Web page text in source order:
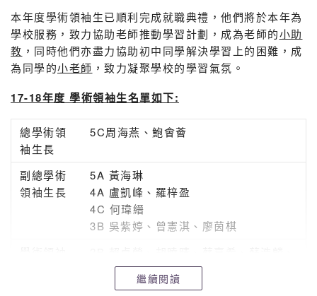
本年度學術領袖生已順利完成就職典禮，他們將於本年為
學校服務，致力協助老師推動學習計劃，成為老師的小助
教 ，同時他們亦盡力協助初中同學解決學習上的困難，成
為同學的小老師 ，致力凝聚學校的學習氣氛。
17-18年度 學術領袖生名單如下:
總學術領
袖生長
5C周海燕、鮑會薈
副總學術
領袖生長
5A 黃海琳
4A 盧凱峰、羅梓盈
4C 何瑋縉
3B 吳紫婷、曾憲淇、廖茵棋
羅雪怡、郭浩鉎
3A 李育姍、盧媚、龍嘉茵、周加承、杜
繼續閱讀